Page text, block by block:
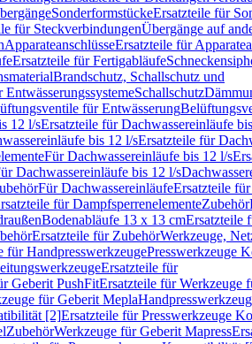
SonderformstückeErsatzteile für
für SteckverbindungenÜbergänge auf
ApparateanschlüsseErsatzteile für
Ersatzteile für Fertigabläufe
Brandschutz, Schallschutz und
Schallschutz
für Entwässerung
12 l/sErsatzteile für Dachwassereinläufe
bis 12 l/sErsatzteile für
Für Dachwassereinläufe bis 12 l/s
Dachwassereinläufe bis 12 l/s
Für DachwassereinläufeErsatzteile
für DampfsperrenelementeZubehör
Bodenabläufe 13 x 13 cmErsatzteile
Ersatzteile für ZubehörWerkzeuge,
für HandpresswerkzeugePresswerkzeuge
Ersatzteile für
Geberit PushFitErsatzteile für Werkzeuge
für Geberit Mepla
[2]Ersatzteile für Presswerkzeuge
ZubehörWerkzeuge für Geberit Mapress